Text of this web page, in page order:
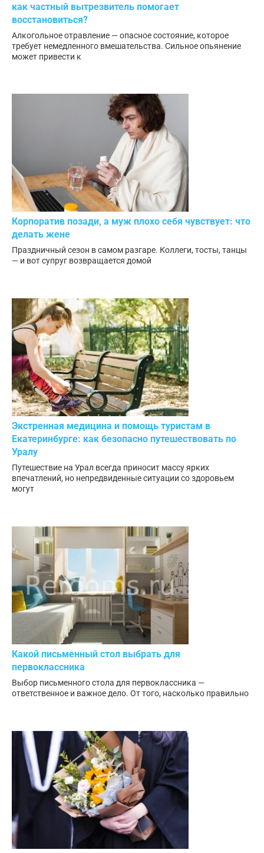
как частный вытрезвитель помогает
восстановиться?
Алкогольное отравление — опасное состояние, которое
требует немедленного вмешательства. Сильное опьянение
может привести к
Корпоратив позади, а муж плохо себя чувствует: что
делать жене
Праздничный сезон в самом разгаре. Коллеги, тосты, танцы
— и вот супруг возвращается домой
Экстренная медицина и помощь туристам в
Екатеринбурге: как безопасно путешествовать по
Уралу
Путешествие на Урал всегда приносит массу ярких
впечатлений, но непредвиденные ситуации со здоровьем
могут
Какой письменный стол выбрать для
первоклассника
Выбор письменного стола для первоклассника —
ответственное и важное дело. От того, насколько правильно